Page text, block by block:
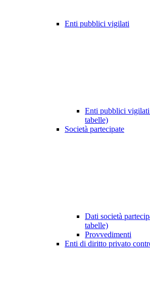
Enti pubblici vigilati
Enti pubblici
tabelle)
Società partecipate
Dati società
tabelle)
Provvedimenti
Enti di diritto privato